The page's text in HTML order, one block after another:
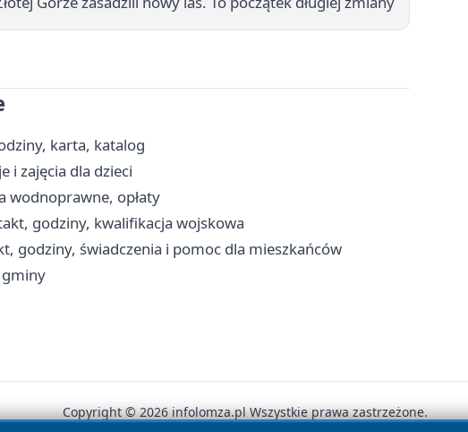
karta, katalog
i zajęcia dla dzieci
wodnoprawne, opłaty
godziny, kwalifikacja wojskowa
godziny, świadczenia i pomoc dla mieszkańców
gminy
Copyright © 2026 infolomza.pl Wszystkie prawa zastrzeżone.